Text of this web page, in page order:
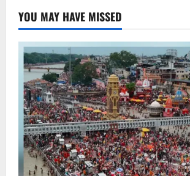
YOU MAY HAVE MISSED